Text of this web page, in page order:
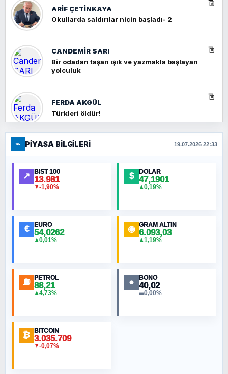
ARIF ÇETİNKAYA
Okullarda saldırılar niçin başladı- 2
CANDEMIR SARI
Bir odadan taşan ışık ve yazmakla başlayan
yolculuk
FERDA AKGÜL
Türkleri öldür!
FERHAT BÜYÜKKALKAN
Ankara Zirvesi: NATO Toplantısı mı, Yeni
Ortadoğu Haritasının Provası mı?
MURAT ÖZKAN
NURETTIN BÖLÜK
ORHAN KILIÇOĞLU
Fahişeye beyinli bir müstevli alçağına
⌁ PIYASA BILGILERI 19.07.2026 22:33
↗ BIST 100
13.981
▼-1,90%
$ DOLAR
47,1901
▲0,19%
€ EURO
54,0262
▲0,01%
◉ GRAM ALTIN
6.093,03
▲1,19%
⛽ PETROL
88,21
▲4,73%
● BONO
40,02
▬0,00%
₿ BITCOIN
3.035.709
▼-0,07%